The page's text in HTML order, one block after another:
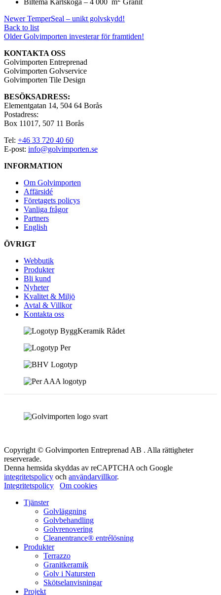
Biltema Karlskoga – 4 000 m
Granit
Newer TemperSeal – unikt golvskydd!
Back to list
Older Golvimporten investerar för framtiden!
KONTAKTA OSS
Golvimporten Entreprenad
Golvimporten Golvservice
Golvimporten Tile Design
BESÖKSADRESS:
Elementgatan 14, 504 64 Borås
Postadress:
Box 11017, 507 11 Borås
Tel: +46 33 720 40 60
E-post: info@golvimporten.se
INFORMATION
Om Golvimporten
Affärsidé
Företagets policys
Vanliga frågor
Partners
English
ÖVRIGT
Webbutik
Produkter
Bli kund
Nyheter
Kvalitet & Miljö
Avtal & Villkor
Kontakta oss
Copyright © Golvimporten Entreprenad AB . Alla rättigheter
reserverade.
Denna hemsida skyddas av reCAPTCHA och Google
integritetspolicy och användarvillkor.
Integritetspolicy
Om cookies
Tjänster
Golvläggning
Golvbehandling
Golvrenovering
Cleanentrance® entrélösning
Produkter
Terrazzo
Granitkeramik
Golv i Natursten
Skötselanvisningar
Projekt